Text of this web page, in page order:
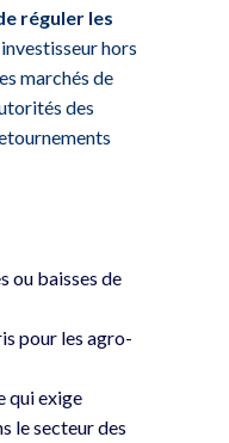
réguler les
hors
marchés de
des
ou baisses de
pour les agro-
qui exige
le secteur des